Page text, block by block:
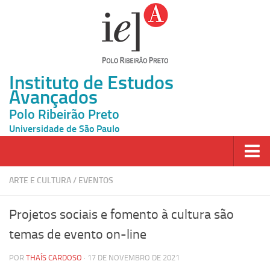
Instituto de Estudos
Avançados
Polo Ribeirão Preto
Universidade de São Paulo
Página Inicial
Inscrição
ARTE E CULTURA/ EVENTOS
Projetos sociais e fomento à cultura são
temas de evento on-line
POR THAÍS CARDOSO · 17 DE NOVEMBRO DE 2021